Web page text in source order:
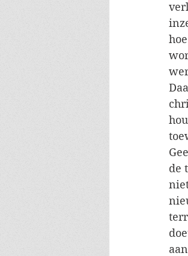
de